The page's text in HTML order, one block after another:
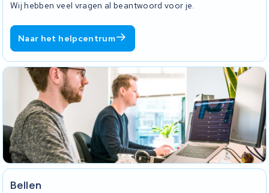
Wij hebben veel vragen al beantwoord voor je.
Naar het helpcentrum
Bellen